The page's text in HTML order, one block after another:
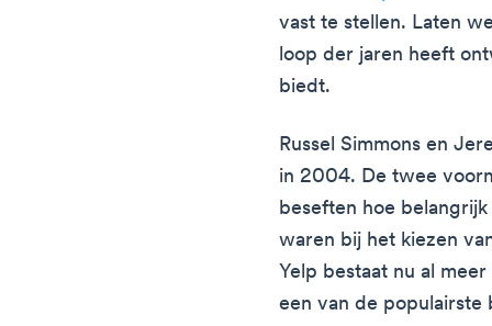
vast te stellen. Laten
loop der jaren heeft
biedt.
Russel Simmons en
in 2004. De twee
beseften hoe
waren bij het kiezen
Yelp bestaat nu al
een van de populairste